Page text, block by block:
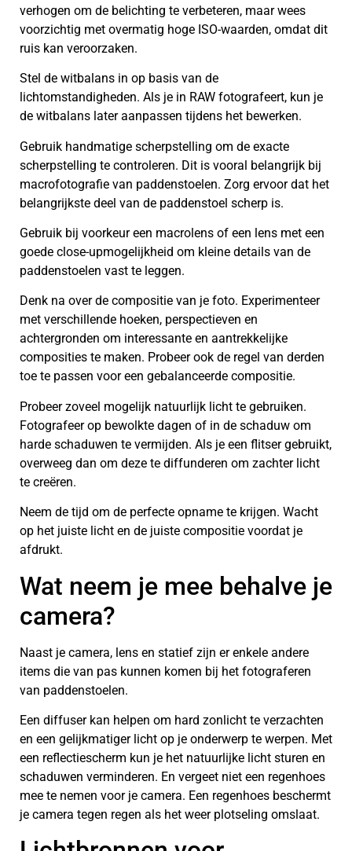
verhogen om de belichting te verbeteren, maar wees
voorzichtig met overmatig hoge ISO-waarden, omdat dit
ruis kan veroorzaken.
Stel de witbalans in op basis van de
lichtomstandigheden. Als je in RAW fotografeert, kun je
de witbalans later aanpassen tijdens het bewerken.
Gebruik handmatige scherpstelling om de exacte
scherpstelling te controleren. Dit is vooral belangrijk bij
macrofotografie van paddenstoelen. Zorg ervoor dat het
belangrijkste deel van de paddenstoel scherp is.
Gebruik bij voorkeur een macrolens of een lens met een
goede close-upmogelijkheid om kleine details van de
paddenstoelen vast te leggen.
Denk na over de compositie van je foto. Experimenteer
met verschillende hoeken, perspectieven en
achtergronden om interessante en aantrekkelijke
composities te maken. Probeer ook de regel van derden
toe te passen voor een gebalanceerde compositie.
Probeer zoveel mogelijk natuurlijk licht te gebruiken.
Fotografeer op bewolkte dagen of in de schaduw om
harde schaduwen te vermijden. Als je een flitser gebruikt,
overweeg dan om deze te diffunderen om zachter licht
te creëren.
Neem de tijd om de perfecte opname te krijgen. Wacht
op het juiste licht en de juiste compositie voordat je
afdrukt.
Wat neem je mee behalve je
camera?
Naast je camera, lens en statief zijn er enkele andere
items die van pas kunnen komen bij het fotograferen
van paddenstoelen.
Een diffuser kan helpen om hard zonlicht te verzachten
en een gelijkmatiger licht op je onderwerp te werpen. Met
een reflectiescherm kun je het natuurlijke licht sturen en
schaduwen verminderen. En vergeet niet een regenhoes
mee te nemen voor je camera. Een regenhoes beschermt
je camera tegen regen als het weer plotseling omslaat.